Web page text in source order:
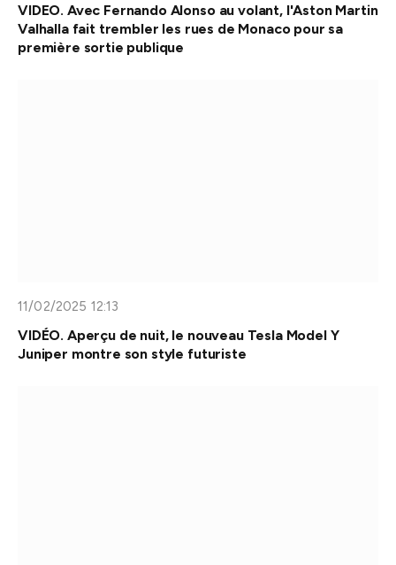
VIDEO. Avec Fernando Alonso au volant, l'Aston Martin
Valhalla fait trembler les rues de Monaco pour sa
première sortie publique
11/02/2025 12:13
VIDÉO. Aperçu de nuit, le nouveau Tesla Model Y
Juniper montre son style futuriste